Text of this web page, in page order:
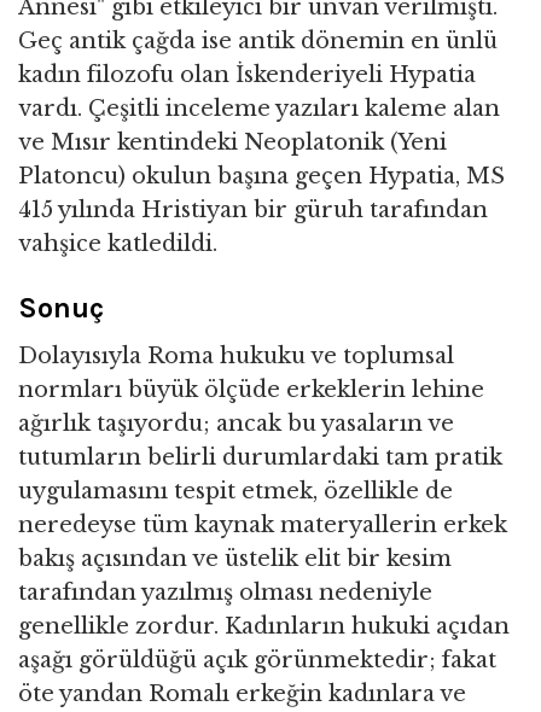
Annesi" gibi etkileyici bir unvan verilmişti.
Geç antik çağda ise antik dönemin en ünlü
kadın filozofu olan İskenderiyeli Hypatia
vardı. Çeşitli inceleme yazıları kaleme alan
ve Mısır kentindeki Neoplatonik (Yeni
Platoncu) okulun başına geçen Hypatia, MS
415 yılında Hristiyan bir güruh tarafından
vahşice katledildi.
Sonuç
Dolayısıyla Roma hukuku ve toplumsal
normları büyük ölçüde erkeklerin lehine
ağırlık taşıyordu; ancak bu yasaların ve
tutumların belirli durumlardaki tam pratik
uygulamasını tespit etmek, özellikle de
neredeyse tüm kaynak materyallerin erkek
bakış açısından ve üstelik elit bir kesim
tarafından yazılmış olması nedeniyle
genellikle zordur. Kadınların hukuki açıdan
aşağı görüldüğü açık görünmektedir; fakat
öte yandan Romalı erkeğin kadınlara ve